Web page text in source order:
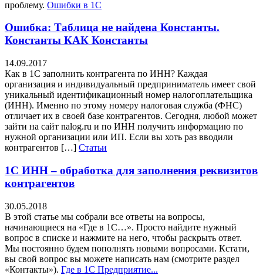
проблему. Ошибки в 1С
Ошибка: Таблица не найдена Константы.
Константы КАК Константы
14.09.2017
Как в 1С заполнить контрагента по ИНН? Каждая
организация и индивидуальный предприниматель имеет свой
уникальный идентификационный номер налогоплательщика
(ИНН). Именно по этому номеру налоговая служба (ФНС)
отличает их в своей базе контрагентов. Сегодня, любой может
зайти на сайт nalog.ru и по ИНН получить информацию по
нужной организации или ИП. Если вы хоть раз вводили
контрагентов […] Статьи
1С ИНН – обработка для заполнения реквизитов
контрагентов
30.05.2018
В этой статье мы собрали все ответы на вопросы,
начинающиеся на «Где в 1С…». Просто найдите нужный
вопрос в списке и нажмите на него, чтобы раскрыть ответ.
Мы постоянно будем пополнять новыми вопросами. Кстати,
вы свой вопрос вы можете написать нам (смотрите раздел
«Контакты»). Где в 1С Предприятие...